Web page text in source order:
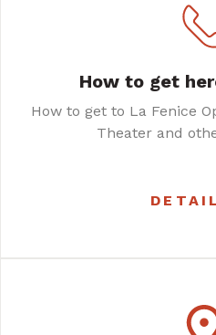
How to get
How to get to La Fenice
Theater and